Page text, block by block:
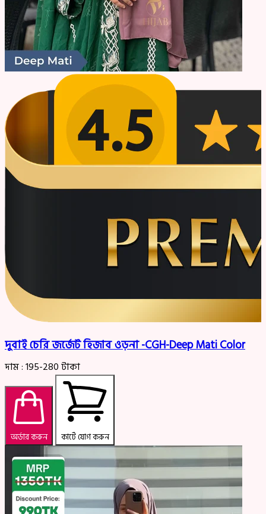
দুবাই চেরি জর্জেট হিজাব ওড়না -CGH-Deep Mati Color
দাম :195-280টাকা
অর্ডার করুন কার্টে যোগ করুন